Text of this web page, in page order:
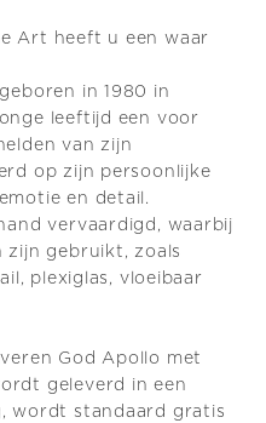
Art heeft u een waar
in 1980 in
leeftijd een voor
van zijn
op zijn persoonlijke
en detail.
vervaardigd, waarbij
zijn gebruikt, zoals
plexiglas, vloeibaar
God Apollo met
geleverd in een
wordt standaard gratis